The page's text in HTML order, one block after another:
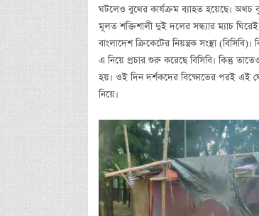
ঘটলেও বুথের কার্যক্রম ব্যাহত হয়েছে। অথচ
মূলত শক্তিশালী দুই দলের সন্ধ্যার ম্যাচ
বাংলাদেশ ক্রিকেটের নিয়ন্ত্রক সংস্থা
এ নিয়ে প্রচার শুরু করেছে বিসিবি। কিন্তু
হয়। ওই দিন দর্শকদের বিক্ষোভের পরই এই
নিয়ে।